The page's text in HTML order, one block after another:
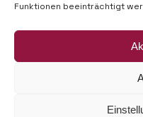
Funktionen beeinträchtigt